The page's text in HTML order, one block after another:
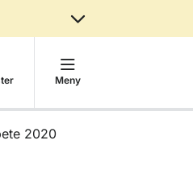
Meny
2020